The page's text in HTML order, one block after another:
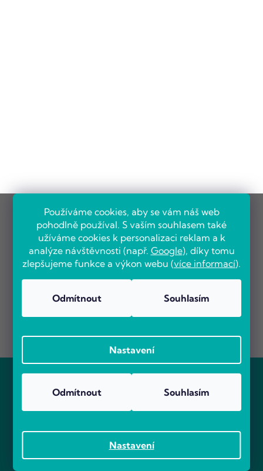
Používáme cookies, aby se vám náš web
pohodlně používal. S vaším souhlasem také
užíváme cookies k personalizaci reklam a k
analýze návštěvnosti (např. Google), díky tomu
zlepšujeme funkce a výkon webu (více informací).
Nastavení
Odmítnout Souhlasím
Nastavení
Odmítnout Souhlasím
Odebírat newsletter
Vložte svůj e-mail a my vám budeme zasílat informace o
E-mail